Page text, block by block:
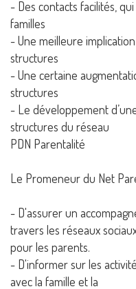
- Des contacts facilités,
familles
- Une meilleure
structures
- Une certaine
structures
- Le développement
structures du réseau
PDN Parentalité
Le Promeneur du Net
- D'assurer un
travers les réseaux
pour les parents.
- D'informer sur les
avec la famille et la